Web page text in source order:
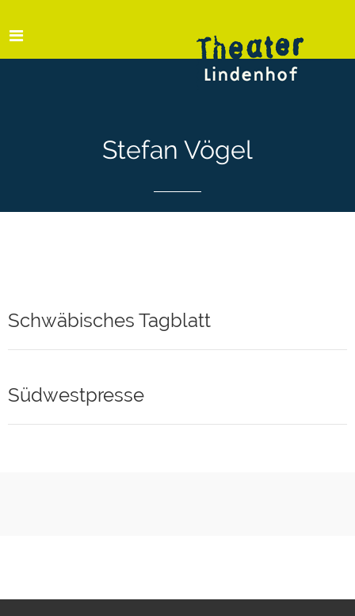
Stefan Vögel
Schwäbisches Tagblatt
Südwestpresse